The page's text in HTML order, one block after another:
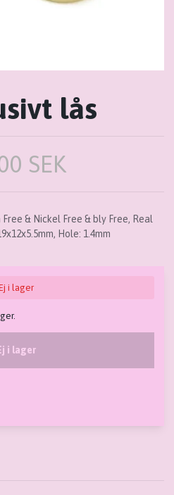
lås
SEK
& Nickel Free & bly Free, Real
Hole: 1.4mm
i lager
i lager